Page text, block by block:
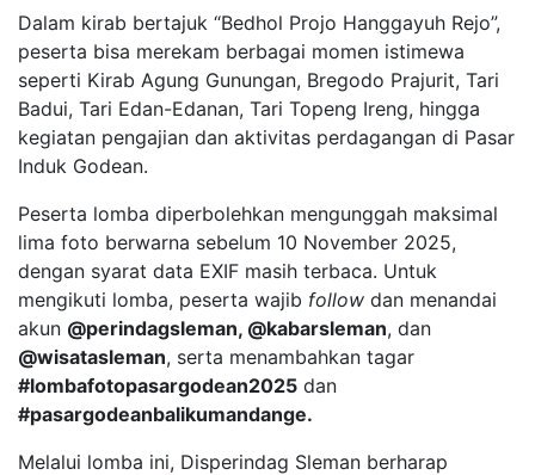
Dalam kirab bertajuk “Bedhol Projo Hanggayuh Rejo”,
peserta bisa merekam berbagai momen istimewa
seperti Kirab Agung Gunungan, Bregodo Prajurit, Tari
Badui, Tari Edan-Edanan, Tari Topeng Ireng, hingga
kegiatan pengajian dan aktivitas perdagangan di Pasar
Induk Godean.
Peserta lomba diperbolehkan mengunggah maksimal
lima foto berwarna sebelum 10 November 2025,
dengan syarat data EXIF masih terbaca. Untuk
mengikuti lomba, peserta wajib follow dan menandai
akun @perindagsleman, @kabarsleman, dan
@wisatasleman, serta menambahkan tagar
#lombafotopasargodean2025 dan
#pasargodeanbalikumandange.
Melalui lomba ini, Disperindag Sleman berharap